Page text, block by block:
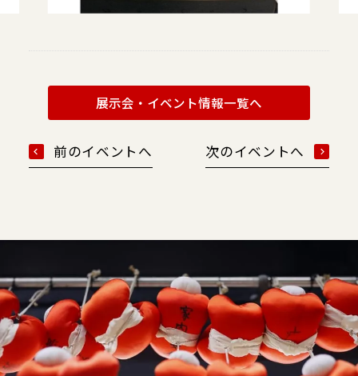
前のイベントへ
展示会・イベント情報一覧へ
次のイベントへ